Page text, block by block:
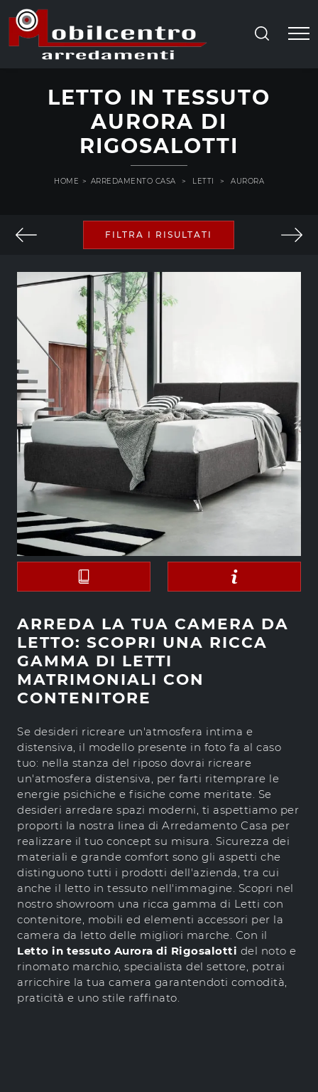
LETTO IN TESSUTO
AURORA DI
RIGOSALOTTI
HOME > ARREDAMENTO CASA > LETTI > AURORA
FILTRA I RISULTATI
ARREDA LA TUA CAMERA DA
LETTO: SCOPRI UNA RICCA
GAMMA DI LETTI
MATRIMONIALI CON
CONTENITORE
Se desideri ricreare un'atmosfera intima e
distensiva, il modello presente in foto fa al caso
tuo: nella stanza del riposo dovrai ricreare
un'atmosfera distensiva, per farti ritemprare le
energie psichiche e fisiche come meritate. Se
desideri arredare spazi moderni, ti aspettiamo per
proporti la nostra linea di Arredamento Casa per
realizzare il tuo concept su misura. Sicurezza dei
materiali e grande comfort sono gli aspetti che
distinguono tutti i prodotti dell'azienda, tra cui
anche il letto in tessuto nell'immagine. Scopri nel
nostro showroom una ricca gamma di Letti con
contenitore, mobili ed elementi accessori per la
camera da letto delle migliori marche. Con il
Letto in tessuto Aurora di Rigosalotti del noto e
rinomato marchio, specialista del settore, potrai
arricchire la tua camera garantendoti comodità,
praticità e uno stile raffinato.